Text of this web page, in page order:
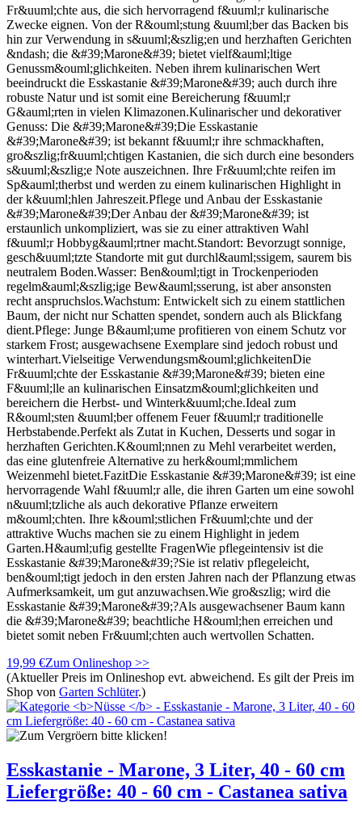
Fr&uuml;chte aus, die sich hervorragend f&uuml;r kulinarische
Zwecke eignen. Von der R&ouml;stung &uuml;ber das Backen bis
hin zur Verwendung in s&uuml;&szlig;en und herzhaften Gerichten
&ndash; die &#39;Marone&#39; bietet vielf&auml;ltige
Genussm&ouml;glichkeiten. Neben ihrem kulinarischen Wert
beeindruckt die Esskastanie &#39;Marone&#39; auch durch ihre
robuste Natur und ist somit eine Bereicherung f&uuml;r
G&auml;rten in vielen Klimazonen.Kulinarischer und dekorativer
Genuss: Die &#39;Marone&#39;Die Esskastanie
&#39;Marone&#39; ist bekannt f&uuml;r ihre schmackhaften,
gro&szlig;fr&uuml;chtigen Kastanien, die sich durch eine besonders
s&uuml;&szlig;e Note auszeichnen. Ihre Fr&uuml;chte reifen im
Sp&auml;therbst und werden zu einem kulinarischen Highlight in
der k&uuml;hlen Jahreszeit.Pflege und Anbau der Esskastanie
&#39;Marone&#39;Der Anbau der &#39;Marone&#39; ist
erstaunlich unkompliziert, was sie zu einer attraktiven Wahl
f&uuml;r Hobbyg&auml;rtner macht.Standort: Bevorzugt sonnige,
gesch&uuml;tzte Standorte mit gut durchl&auml;ssigem, saurem bis
neutralem Boden.Wasser: Ben&ouml;tigt in Trockenperioden
regelm&auml;&szlig;ige Bew&auml;sserung, ist aber ansonsten
recht anspruchslos.Wachstum: Entwickelt sich zu einem stattlichen
Baum, der nicht nur Schatten spendet, sondern auch als Blickfang
dient.Pflege: Junge B&auml;ume profitieren von einem Schutz vor
starkem Frost; ausgewachsene Exemplare sind jedoch robust und
winterhart.Vielseitige Verwendungsm&ouml;glichkeitenDie
Fr&uuml;chte der Esskastanie &#39;Marone&#39; bieten eine
F&uuml;lle an kulinarischen Einsatzm&ouml;glichkeiten und
bereichern die Herbst- und Winterk&uuml;che.Ideal zum
R&ouml;sten &uuml;ber offenem Feuer f&uuml;r traditionelle
Herbstabende.Perfekt als Zutat in Kuchen, Desserts und sogar in
herzhaften Gerichten.K&ouml;nnen zu Mehl verarbeitet werden,
das eine glutenfreie Alternative zu herk&ouml;mmlichem
Weizenmehl bietet.FazitDie Esskastanie &#39;Marone&#39; ist eine
hervorragende Wahl f&uuml;r alle, die ihren Garten um eine sowohl
n&uuml;tzliche als auch dekorative Pflanze erweitern
m&ouml;chten. Ihre k&ouml;stlichen Fr&uuml;chte und der
attraktive Wuchs machen sie zu einem Highlight in jedem
Garten.H&auml;ufig gestellte FragenWie pflegeintensiv ist die
Esskastanie &#39;Marone&#39;?Sie ist relativ pflegeleicht,
ben&ouml;tigt jedoch in den ersten Jahren nach der Pflanzung etwas
Aufmerksamkeit, um gut anzuwachsen.Wie gro&szlig; wird die
Esskastanie &#39;Marone&#39;?Als ausgewachsener Baum kann
die &#39;Marone&#39; beachtliche H&ouml;hen erreichen und
bietet somit neben Fr&uuml;chten auch wertvollen Schatten.
19,99 €Zum Onlineshop >>
(Aktueller Preis im Onlineshop evt. abweichend. Es gilt der Preis im
Shop von Garten Schlüter.)
Esskastanie - Marone, 3 Liter, 40 - 60 cm
Liefergröße: 40 - 60 cm - Castanea sativa